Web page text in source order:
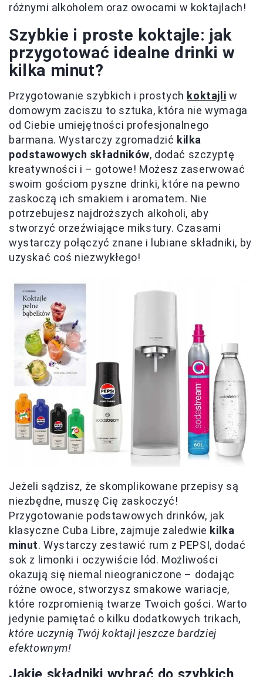
różnymi alkoholem oraz owocami w koktajlach!
Szybkie i proste koktajle: jak
przygotować idealne drinki w
kilka minut?
Przygotowanie szybkich i prostych koktajli w
domowym zaciszu to sztuka, która nie wymaga
od Ciebie umiejętności profesjonalnego
barmana. Wystarczy zgromadzić kilka
podstawowych składników, dodać szczyptę
kreatywności i – gotowe! Możesz zaserwować
swoim gościom pyszne drinki, które na pewno
zaskoczą ich smakiem i aromatem. Nie
potrzebujesz najdroższych alkoholi, aby
stworzyć orzeźwiające mikstury. Czasami
wystarczy połączyć znane i lubiane składniki, by
uzyskać coś niezwykłego!
Jeżeli sądzisz, że skomplikowane przepisy są
niezbędne, muszę Cię zaskoczyć!
Przygotowanie podstawowych drinków, jak
klasyczne Cuba Libre, zajmuje zaledwie kilka
minut. Wystarczy zestawić rum z PEPSI, dodać
sok z limonki i oczywiście lód. Możliwości
okazują się niemal nieograniczone – dodając
różne owoce, stworzysz smakowe wariacje,
które rozpromienią twarze Twoich gości. Warto
jedynie pamiętać o kilku dodatkowych trikach,
które uczynią Twój koktajl jeszcze bardziej
efektownym!